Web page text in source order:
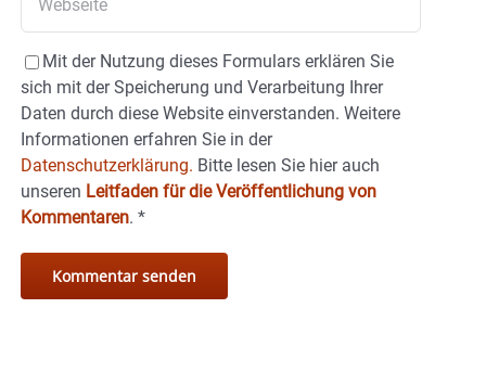
Mit der Nutzung dieses Formulars erklären Sie
sich mit der Speicherung und Verarbeitung Ihrer
Daten durch diese Website einverstanden. Weitere
Informationen erfahren Sie in der
Datenschutzerklärung. Bitte lesen Sie hier auch
unseren Leitfaden für die Veröffentlichung von
Kommentaren. *